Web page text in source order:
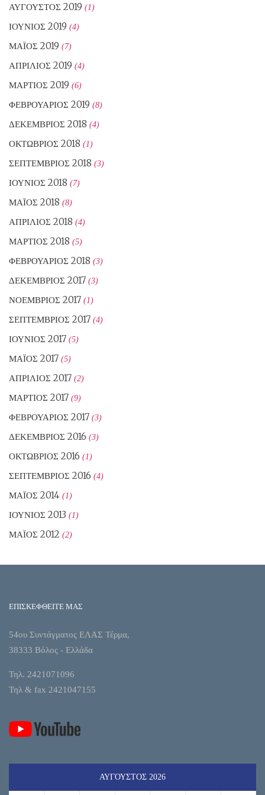
ΑΎΓΟΥΣΤΟΣ 2019 (1)
ΙΟΎΝΙΟΣ 2019 (4)
ΜΆΙΟΣ 2019 (7)
ΑΠΡΊΛΙΟΣ 2019 (4)
ΜΆΡΤΙΟΣ 2019 (6)
ΦΕΒΡΟΥΆΡΙΟΣ 2019 (8)
ΔΕΚΈΜΒΡΙΟΣ 2018 (4)
ΟΚΤΏΒΡΙΟΣ 2018 (1)
ΣΕΠΤΈΜΒΡΙΟΣ 2018 (3)
ΙΟΎΝΙΟΣ 2018 (7)
ΜΆΙΟΣ 2018 (8)
ΑΠΡΊΛΙΟΣ 2018 (4)
ΜΆΡΤΙΟΣ 2018 (5)
ΦΕΒΡΟΥΆΡΙΟΣ 2018 (3)
ΔΕΚΈΜΒΡΙΟΣ 2017 (3)
ΝΟΈΜΒΡΙΟΣ 2017 (1)
ΣΕΠΤΈΜΒΡΙΟΣ 2017 (4)
ΙΟΎΝΙΟΣ 2017 (5)
ΜΆΙΟΣ 2017 (5)
ΑΠΡΊΛΙΟΣ 2017 (2)
ΜΆΡΤΙΟΣ 2017 (9)
ΦΕΒΡΟΥΆΡΙΟΣ 2017 (3)
ΔΕΚΈΜΒΡΙΟΣ 2016 (3)
ΟΚΤΏΒΡΙΟΣ 2016 (1)
ΣΕΠΤΈΜΒΡΙΟΣ 2016 (4)
ΜΆΙΟΣ 2014 (1)
ΙΟΎΝΙΟΣ 2013 (1)
ΜΆΙΟΣ 2012 (2)
ΕΠΙΣΚΕΦΘΕΙΤΕ ΜΑΣ
54ου Συντάγματος ΕΛΑΣ Τέρμα,
38333 Βόλος - Ελλάδα
Τηλ. 2421071096
Τηλ & fax 2421047155
ΑΎΓΟΥΣΤΟΣ 2026